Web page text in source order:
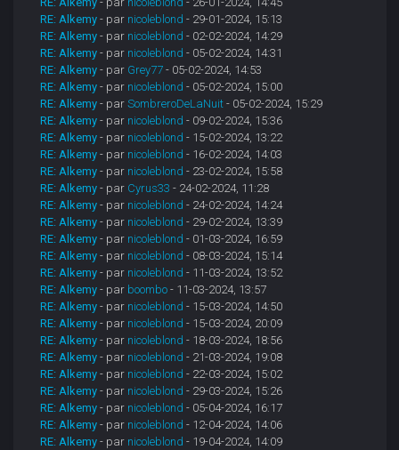
RE: Alkemy - par nicoleblond - 29-01-2024, 15:13
RE: Alkemy - par nicoleblond - 02-02-2024, 14:29
RE: Alkemy - par nicoleblond - 05-02-2024, 14:31
RE: Alkemy - par Grey77 - 05-02-2024, 14:53
RE: Alkemy - par nicoleblond - 05-02-2024, 15:00
RE: Alkemy - parSombreroDeLaNuit - 05-02-2024, 15:29
RE: Alkemy - par nicoleblond - 09-02-2024, 15:36
RE: Alkemy - par nicoleblond - 15-02-2024, 13:22
RE: Alkemy - par nicoleblond - 16-02-2024, 14:03
RE: Alkemy - par nicoleblond - 23-02-2024, 15:58
RE: Alkemy - par Cyrus33 - 24-02-2024, 11:28
RE: Alkemy - par nicoleblond - 24-02-2024, 14:24
RE: Alkemy - par nicoleblond - 29-02-2024, 13:39
RE: Alkemy - par nicoleblond - 01-03-2024, 16:59
RE: Alkemy - par nicoleblond - 08-03-2024, 15:14
RE: Alkemy - par nicoleblond - 11-03-2024, 13:52
RE: Alkemy - par boombo - 11-03-2024, 13:57
RE: Alkemy - par nicoleblond - 15-03-2024, 14:50
RE: Alkemy - par nicoleblond - 15-03-2024, 20:09
RE: Alkemy - par nicoleblond - 18-03-2024, 18:56
RE: Alkemy - par nicoleblond - 21-03-2024, 19:08
RE: Alkemy - par nicoleblond - 22-03-2024, 15:02
RE: Alkemy - par nicoleblond - 29-03-2024, 15:26
RE: Alkemy - par nicoleblond - 05-04-2024, 16:17
RE: Alkemy - par nicoleblond - 12-04-2024, 14:06
RE: Alkemy - par nicoleblond - 19-04-2024, 14:09